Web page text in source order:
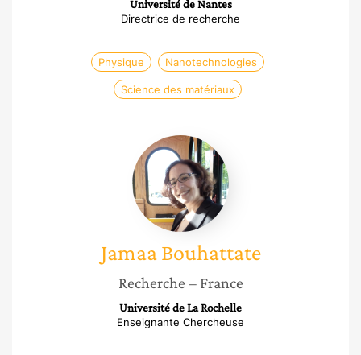
Université de Nantes
Directrice de recherche
Physique Nanotechnologies
Science des matériaux
Jamaa
Bouhattate
Jamaa Bouhattate
Recherche – France
Université de La Rochelle
Enseignante Chercheuse